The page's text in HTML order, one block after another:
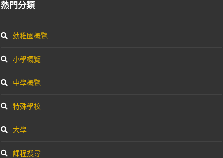
熱門分類
幼稚園概覽
小學概覽
中學概覽
特殊學校
大學
課程搜尋